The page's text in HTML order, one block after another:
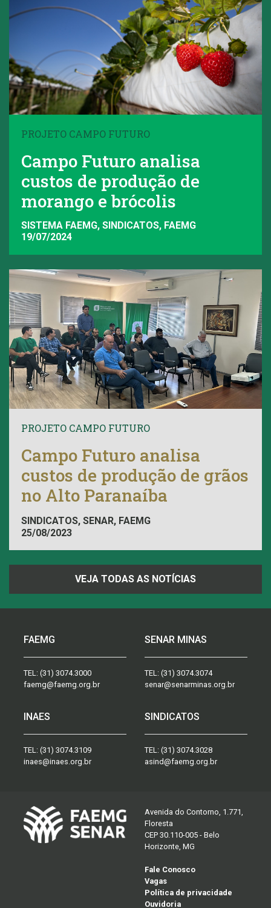
PROJETO CAMPO FUTURO
Campo Futuro analisa
custos de produção de
morango e brócolis
SISTEMA FAEMG, SINDICATOS, FAEMG
19/07/2024
PROJETO CAMPO FUTURO
Campo Futuro analisa
custos de produção de grãos
no Alto Paranaíba
SINDICATOS, SENAR, FAEMG
25/08/2023
VEJA TODAS AS NOTÍCIAS
FAEMG
TEL: (31) 3074.3000
faemg@faemg.org.br
SENAR MINAS
TEL: (31) 3074.3074
senar@senarminas.org.br
INAES
TEL: (31) 3074.3109
inaes@inaes.org.br
SINDICATOS
TEL: (31) 3074.3028
asind@faemg.org.br
Avenida do Contorno, 1.771,
Floresta
CEP 30.110-005 - Belo
Horizonte, MG
Fale Conosco
Vagas
Política de privacidade
Ouvidoria